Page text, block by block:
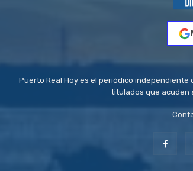
Puerto Real Hoy es el periódico
titulados que acuden